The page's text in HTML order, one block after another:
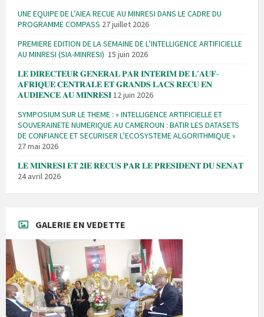
UNE EQUIPE DE L’AIEA RECUE AU MINRESI DANS LE CADRE DU
PROGRAMME COMPASS 27 juillet 2026
PREMIERE EDITION DE LA SEMAINE DE L’INTELLIGENCE ARTIFICIELLE
AU MINRESI (SIA-MINRESI) 15 juin 2026
𝐋𝐄 𝐃𝐈𝐑𝐄𝐂𝐓𝐄𝐔𝐑 𝐆𝐄𝐍𝐄𝐑𝐀𝐋 𝐏𝐀𝐑 𝐈𝐍𝐓𝐄𝐑𝐈𝐌 𝐃𝐄 𝐋’𝐀𝐔𝐅-
𝐀𝐅𝐑𝐈𝐐𝐔𝐄 𝐂𝐄𝐍𝐓𝐑𝐀𝐋𝐄 𝐄𝐓 𝐆𝐑𝐀𝐍𝐃𝐒 𝐋𝐀𝐂𝐒 𝐑𝐄𝐂𝐔 𝐄𝐍
𝐀𝐔𝐃𝐈𝐄𝐍𝐂𝐄 𝐀𝐔 𝐌𝐈𝐍𝐑𝐄𝐒𝐈12 juin 2026
SYMPOSIUM SUR LE THEME : « INTELLIGENCE ARTIFICIELLE ET
SOUVERAINETE NUMERIQUE AU CAMEROUN : BATIR LES DATASETS
DE CONFIANCE ET SECURISER L’ECOSYSTEME ALGORITHMIQUE »
27 mai 2026
𝐋𝐄 𝐌𝐈𝐍𝐑𝐄𝐒𝐈 𝐄𝐓 𝟐𝐈𝐄 𝐑𝐄𝐂𝐔𝐒 𝐏𝐀𝐑 𝐋𝐄 𝐏𝐑𝐄𝐒𝐈𝐃𝐄𝐍𝐓 𝐃𝐔 𝐒𝐄𝐍𝐀𝐓
24 avril 2026
GALERIE EN VEDETTE